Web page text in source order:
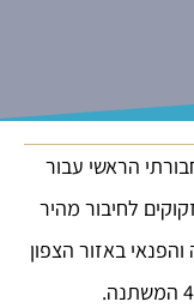
הראשי עבור
לחיבור מהיר
באזור הצפון